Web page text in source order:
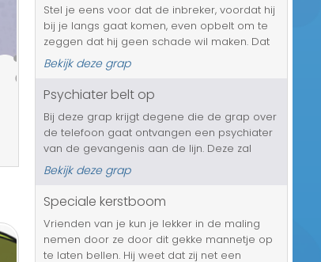
Stel je eens voor dat de inbreker, voordat hij
bij je langs gaat komen, even opbelt om te
zeggen dat hij geen schade wil maken. Dat
is toch super netjes? Degene die je met
deze grap in de maling laat nemen krijgt van
deze zogenaamde inbreke...
Bekijk deze grap
Psychiater belt op
Bij deze grap krijgt degene die de grap over
de telefoon gaat ontvangen een psychiater
van de gevangenis aan de lijn. Deze zal
verstellen dat er een psychopaat is die zich
voor jouw slachtoffer uitgeeft. Dat is alleen
niet alles, de man hee...
Bekijk deze grap
Speciale kerstboom
Vrienden van je kun je lekker in de maling
nemen door ze door dit gekke mannetje op
te laten bellen. Hij weet dat zij net een